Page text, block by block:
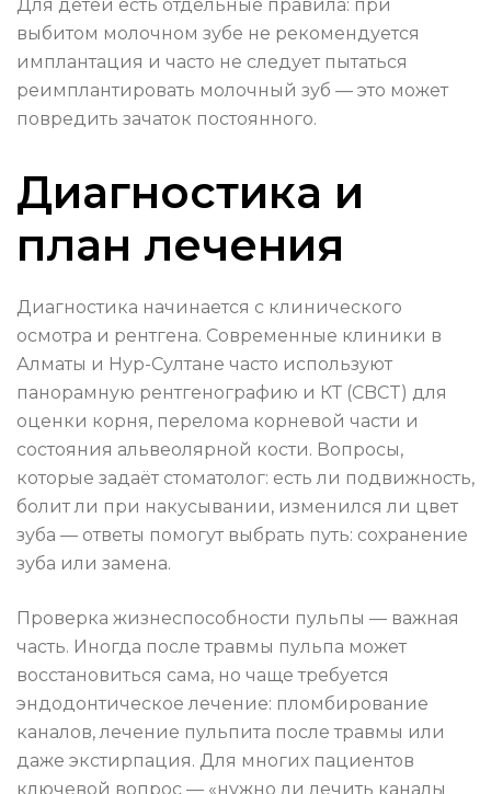
Для детей есть отдельные правила: при
выбитом молочном зубе не рекомендуется
имплантация и часто не следует пытаться
реимплантировать молочный зуб — это может
повредить зачаток постоянного.
Диагностика и
план лечения
Диагностика начинается с клинического
осмотра и рентгена. Современные клиники в
Алматы и Нур-Султане часто используют
панорамную рентгенографию и КТ (CBCT) для
оценки корня, перелома корневой части и
состояния альвеолярной кости. Вопросы,
которые задаёт стоматолог: есть ли подвижность,
болит ли при накусывании, изменился ли цвет
зуба — ответы помогут выбрать путь: сохранение
зуба или замена.
Проверка жизнеспособности пульпы — важная
часть. Иногда после травмы пульпа может
восстановиться сама, но чаще требуется
эндодонтическое лечение: пломбирование
каналов, лечение пульпита после травмы или
даже экстирпация. Для многих пациентов
ключевой вопрос — «нужно ли лечить каналы